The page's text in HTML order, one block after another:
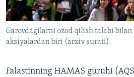
Garovdagilarni ozod qilish talabi bilan
aksiyalardan biri (arxiv surati)
Falastinning HAMAS guruhi